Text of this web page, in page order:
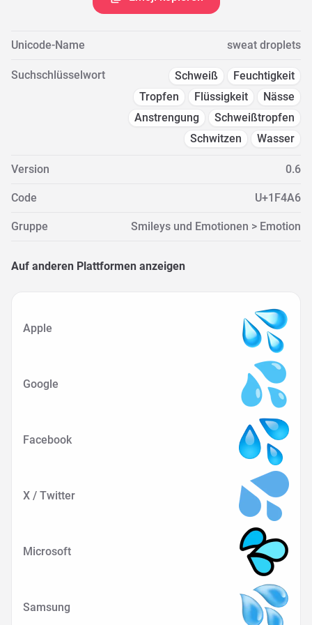
Unicode-Name sweat droplets
Suchschlüsselwort Schweiß
Feuchtigkeit
Tropfen
Flüssigkeit
Nässe
Anstrengung
Schweißtropfen
Schwitzen
Wasser
Version 0.6
Code U+1F4A6
Gruppe Smileys und Emotionen > Emotion
Auf anderen Plattformen anzeigen
Apple
Google
Facebook
X / Twitter
Microsoft
Samsung